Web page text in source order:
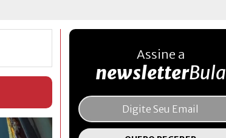
Assine a
newsletterBula